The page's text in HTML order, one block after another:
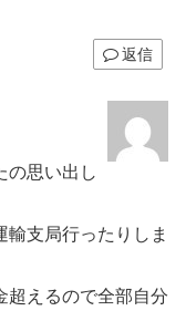
返信
の思い出し
支局行ったりしま
超えるので全部自分